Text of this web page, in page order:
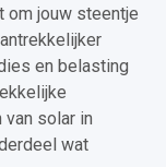
om jouw steentje
en belasting
solar in
wat